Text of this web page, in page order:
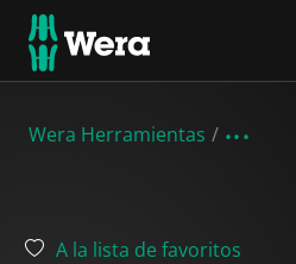
Wera Herramientas
A la lista de favoritos